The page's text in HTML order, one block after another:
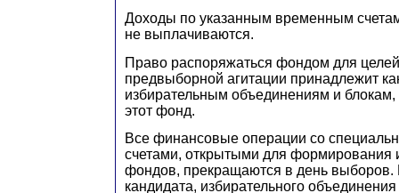
Доходы по указанным временным
не выплачиваются.
Право распоряжаться фондом для
предвыборной агитации принадлежит
избирательным объединениям и
этот фонд.
Все финансовые операции со
счетами, открытыми для формирования
фондов, прекращаются в день выборов.
кандидата, избирательного